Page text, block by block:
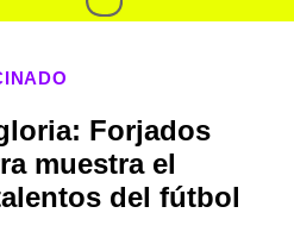
Forjados
muestra el
del fútbol